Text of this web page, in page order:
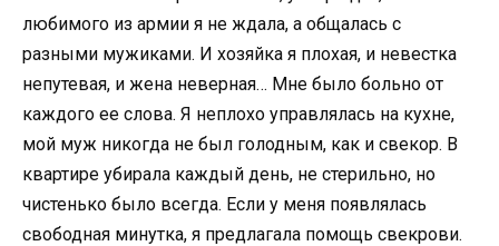
любимого из армии я не ждала, а общалась с
разными мужиками. И хозяйка я плохая, и невестка
непутевая, и жена неверная… Мне было больно от
каждого ее слова. Я неплохо управлялась на кухне,
мой муж никогда не был голодным, как и свекор. В
квартире убирала каждый день, не стерильно, но
чистенько было всегда. Если у меня появлялась
свободная минутка, я предлагала помощь свекрови.